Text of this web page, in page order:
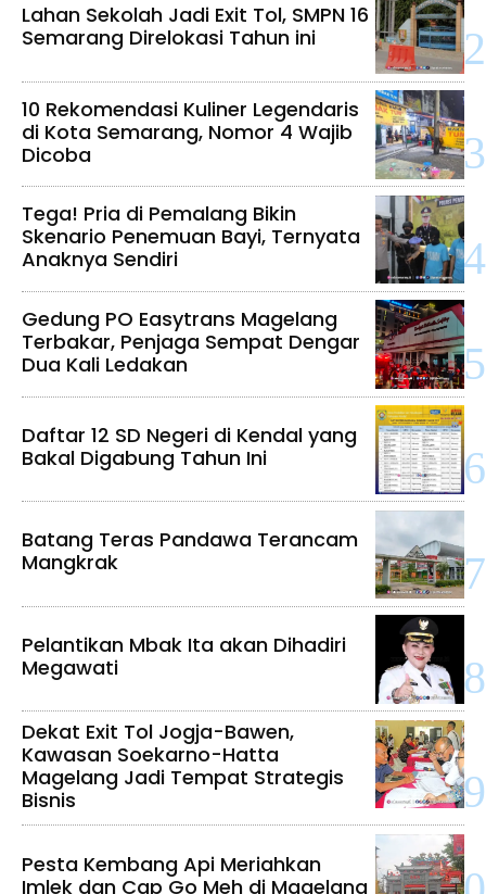
Lahan Sekolah Jadi Exit Tol, SMPN 16
Semarang Direlokasi Tahun ini
10 Rekomendasi Kuliner Legendaris
di Kota Semarang, Nomor 4 Wajib
Dicoba
Tega! Pria di Pemalang Bikin
Skenario Penemuan Bayi, Ternyata
Anaknya Sendiri
Gedung PO Easytrans Magelang
Terbakar, Penjaga Sempat Dengar
Dua Kali Ledakan
Daftar 12 SD Negeri di Kendal yang
Bakal Digabung Tahun Ini
Batang Teras Pandawa Terancam
Mangkrak
Pelantikan Mbak Ita akan Dihadiri
Megawati
Dekat Exit Tol Jogja-Bawen,
Kawasan Soekarno-Hatta
Magelang Jadi Tempat Strategis
Bisnis
Pesta Kembang Api Meriahkan
Imlek dan Cap Go Meh di Magelang